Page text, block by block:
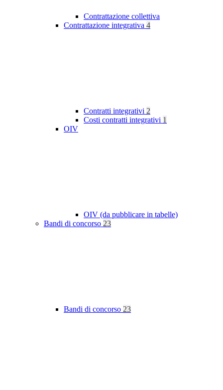
Contrattazione collettiva
Contrattazione integrativa 4
Contratti integrativi 2
Costi contratti integrativi 1
OIV
OIV (da pubblicare in tabelle)
Bandi di concorso 23
Bandi di concorso 23